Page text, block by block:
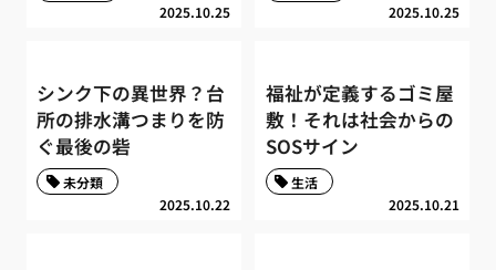
2025.10.25 2025.10.25
シンク下の異世界？台
所の排水溝つまりを防
ぐ最後の砦
2025.10.22
未分類
福祉が定義するゴミ屋
敷！それは社会からの
SOSサイン
2025.10.21
生活